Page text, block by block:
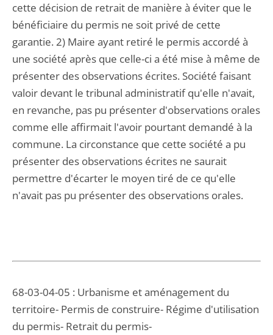
cette décision de retrait de manière à éviter que le
bénéficiaire du permis ne soit privé de cette
garantie. 2) Maire ayant retiré le permis accordé à
une société après que celle-ci a été mise à même de
présenter des observations écrites. Société faisant
valoir devant le tribunal administratif qu'elle n'avait,
en revanche, pas pu présenter d'observations orales
comme elle affirmait l'avoir pourtant demandé à la
commune. La circonstance que cette société a pu
présenter des observations écrites ne saurait
permettre d'écarter le moyen tiré de ce qu'elle
n'avait pas pu présenter des observations orales.
68-03-04-05 : Urbanisme et aménagement du
territoire- Permis de construire- Régime d'utilisation
du permis- Retrait du permis-